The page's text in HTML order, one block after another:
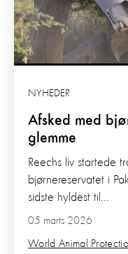
Afsked med
glemme
NYHEDER
05 marts 2026
World Animal
Reechs liv startede
bjørnereservatet i
sidste hyldest til...